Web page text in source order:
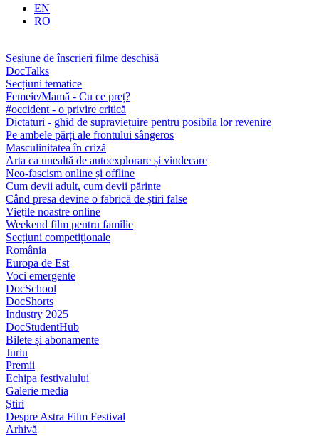
EN
RO
Sesiune de înscrieri filme deschisă
DocTalks
Secțiuni tematice
Femeie/Mamă - Cu ce preț?
#occident - o privire critică
Dictaturi - ghid de supraviețuire pentru posibila lor revenire
Pe ambele părți ale frontului sângeros
Masculinitatea în criză
Arta ca unealtă de autoexplorare și vindecare
Neo-fascism online și offline
Cum devii adult, cum devii părinte
Când presa devine o fabrică de știri false
Viețile noastre online
Weekend film pentru familie
Secțiuni competiționale
România
Europa de Est
Voci emergente
DocSchool
DocShorts
Industry 2025
DocStudentHub
Bilete și abonamente
Juriu
Premii
Echipa festivalului
Galerie media
Știri
Despre Astra Film Festival
Arhivă